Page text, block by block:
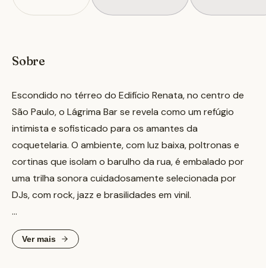
Sobre
Escondido no térreo do Edifício Renata, no centro de
São Paulo, o Lágrima Bar se revela como um refúgio
intimista e sofisticado para os amantes da
coquetelaria. O ambiente, com luz baixa, poltronas e
cortinas que isolam o barulho da rua, é embalado por
uma trilha sonora cuidadosamente selecionada por
DJs, com rock, jazz e brasilidades em vinil.
A carta de coquetéis, assinada por Ciro Tupinambá e
com colaborações de Gunter Sarfert e Carlos Franco, é
Ver mais